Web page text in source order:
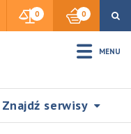
0 0
MENU
Znajdź serwisy